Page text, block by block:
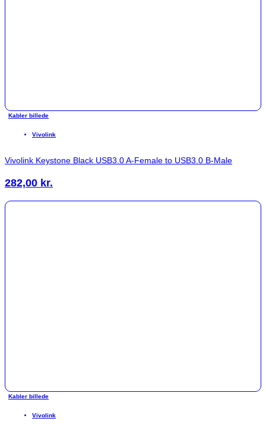
Kabler billede
Vivolink
Vivolink Keystone Black USB3.0 A-Female to USB3.0 B-Male
282,00 kr.
Kabler billede
Vivolink